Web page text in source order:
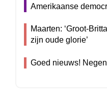
Amerikaanse
Maarten: ‘Groot-
zijn oude glorie’
Goed nieuws!